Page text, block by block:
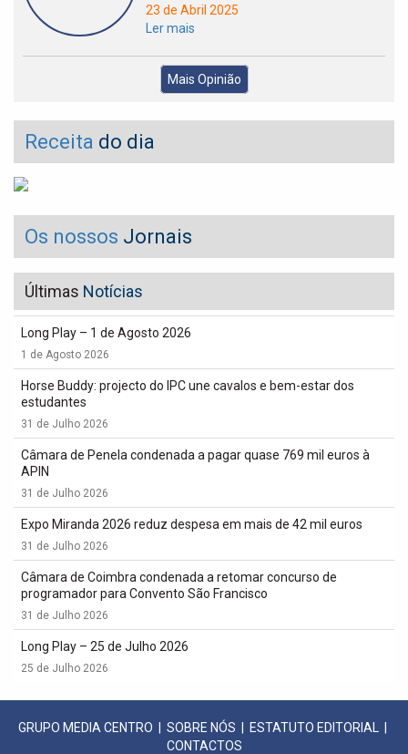
23 de Abril 2025
Ler mais
Mais Opinião
Receita do dia
Os nossos Jornais
Últimas Notícias
Long Play – 1 de Agosto 2026
1 de Agosto 2026
Horse Buddy: projecto do IPC une cavalos e bem-estar dos
estudantes
31 de Julho 2026
Câmara de Penela condenada a pagar quase 769 mil euros à
APIN
31 de Julho 2026
Expo Miranda 2026 reduz despesa em mais de 42 mil euros
31 de Julho 2026
Câmara de Coimbra condenada a retomar concurso de
programador para Convento São Francisco
31 de Julho 2026
Long Play – 25 de Julho 2026
25 de Julho 2026
GRUPO MEDIA CENTRO SOBRE NÓS ESTATUTO EDITORIAL
CONTACTOS